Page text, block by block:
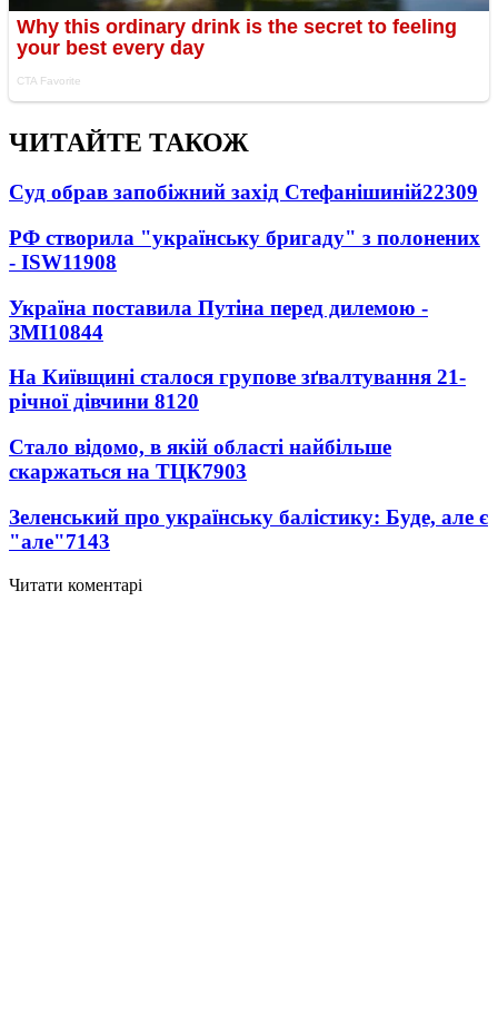
ЧИТАЙТЕ ТАКОЖ
Суд обрав запобіжний захід Стефанішиній22309
РФ створила "українську бригаду" з полонених
- ISW11908
Україна поставила Путіна перед дилемою -
ЗМІ10844
На Київщині сталося групове зґвалтування 21-
річної дівчини 8120
Стало відомо, в якій області найбільше
скаржаться на ТЦК7903
Зеленський про українську балістику: Буде, але є
"але"7143
Читати коментарі